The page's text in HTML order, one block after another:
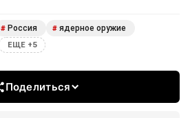
# Россия # ядерное оружие
ЕЩЕ +5
Поделиться